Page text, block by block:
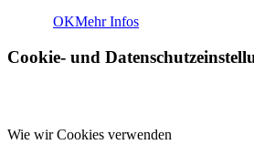
Keep Moving
OKMehr Infos
Cookie- und
Wie wir Cookies verwenden